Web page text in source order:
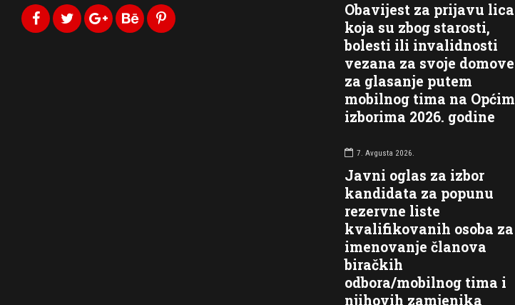
Obavijest za prijavu lica
koja su zbog starosti,
bolesti ili invalidnosti
vezana za svoje domove
za glasanje putem
mobilnog tima na Općim
izborima 2026. godine
7. Avgusta 2026.
Javni oglas za izbor
kandidata za popunu
rezervne liste
kvalifikovanih osoba za
imenovanje članova
biračkih
odbora/mobilnog tima i
njihovih zamjenika